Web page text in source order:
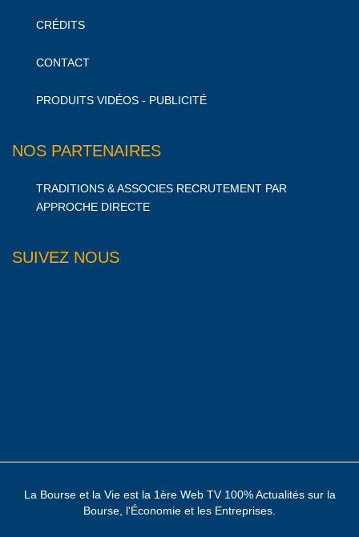
CRÉDITS
CONTACT
PRODUITS VIDÉOS - PUBLICITÉ
NOS PARTENAIRES
TRADITIONS & ASSOCIES RECRUTEMENT PAR
APPROCHE DIRECTE
SUIVEZ NOUS
La Bourse et la Vie est la 1ère Web TV 100% Actualités sur la
Bourse, l'Économie et les Entreprises.